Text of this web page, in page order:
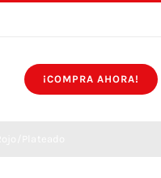
¡COMPRA AHORA!